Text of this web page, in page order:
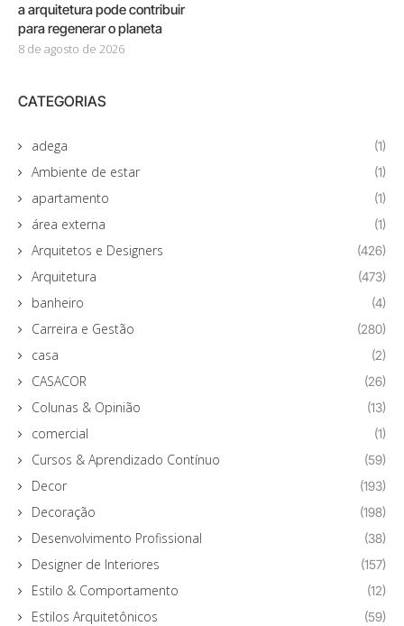
a arquitetura pode contribuir
para regenerar o planeta
8 de agosto de 2026
CATEGORIAS
adega (1)
Ambiente de estar (1)
apartamento (1)
área externa (1)
Arquitetos e Designers (426)
Arquitetura (473)
banheiro (4)
Carreira e Gestão (280)
casa (2)
CASACOR (26)
Colunas & Opinião (13)
comercial (1)
Cursos & Aprendizado Contínuo (59)
Decor (193)
Decoração (198)
Desenvolvimento Profissional (38)
Designer de Interiores (157)
Estilo & Comportamento (12)
Estilos Arquitetônicos (59)